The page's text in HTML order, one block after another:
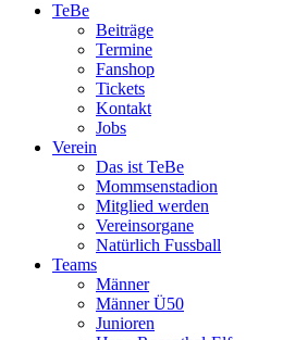
TeBe
Beiträge
Termine
Fanshop
Tickets
Kontakt
Jobs
Verein
Das ist TeBe
Mommsenstadion
Mitglied werden
Vereinsorgane
Natürlich Fussball
Teams
Männer
Männer Ü50
Junioren